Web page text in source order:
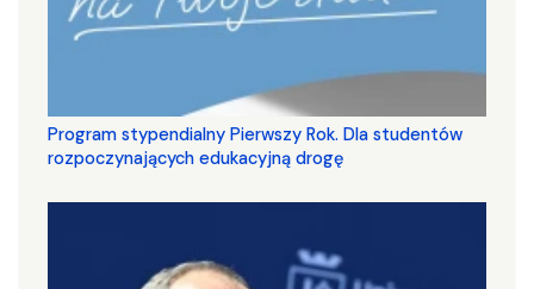
Program stypendialny Pierwszy Rok. Dla studentów
rozpoczynających edukacyjną drogę